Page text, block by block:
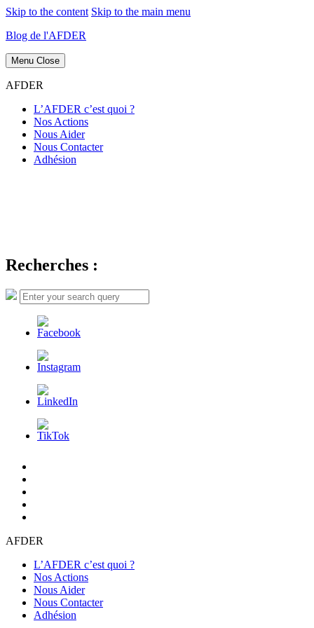
Skip to the content Skip to the main menu
Blog de l'AFDER
Menu Close
AFDER
L’AFDER c’est quoi ?
Nos Actions
Nous Aider
Nous Contacter
Adhésion
Recherches :
Search
for:
Search
AFDER
L’AFDER c’est quoi ?
Nos Actions
Nous Aider
Nous Contacter
Adhésion